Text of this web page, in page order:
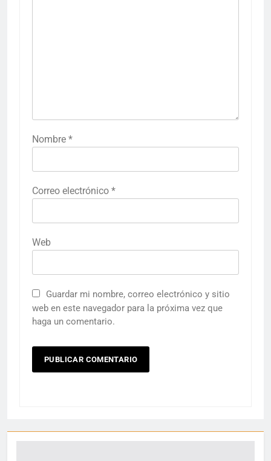
Nombre *
Correo electrónico *
Web
Guardar mi nombre, correo electrónico y sitio
web en este navegador para la próxima vez que
haga un comentario.